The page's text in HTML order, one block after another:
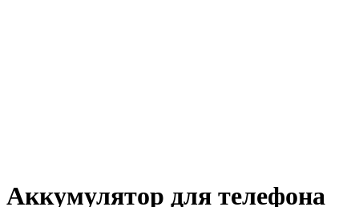
Аккумулятор для телефона